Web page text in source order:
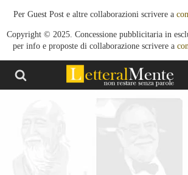
Per Guest Post e altre collaborazioni scrivere a
Copyright © 2025. Concessione pubblicitaria in
per info e proposte di collaborazione scrivere a